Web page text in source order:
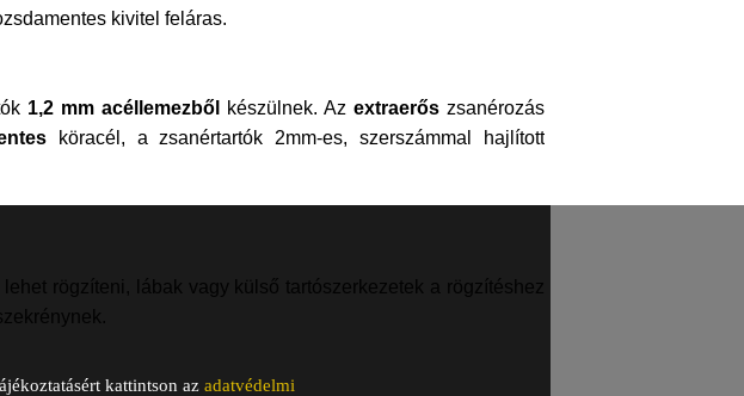
kivitel feláras.
1,2 mm acéllemezből készülnek. Azextraerős zsanérozás
köracél, a zsanértartók 2mm-es, szerszámmal hajlított
lehet rögzíteni, lábak vagy külső tartószerkezetek a rögzítéshez
kattintson az adatvédelmi